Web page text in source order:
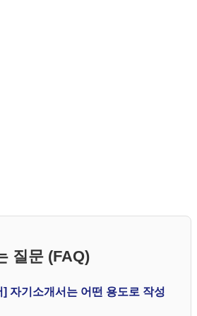
질문 (FAQ)
자기소개서는 어떤 용도로 작성